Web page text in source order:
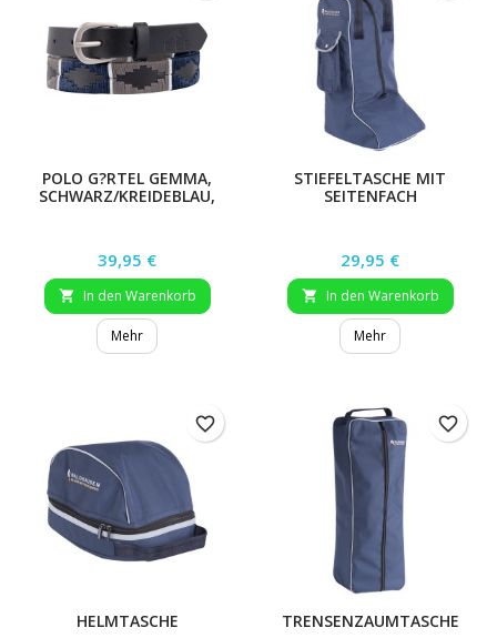
POLO G?RTEL GEMMA,
SCHWARZ/KREIDEBLAU,
Preis
39,95 €
 In den Warenkorb
Mehr
STIEFELTASCHE MIT
SEITENFACH
Preis
29,95 €
 In den Warenkorb
Mehr
HELMTASCHE
favorite_border
TRENSENZAUMTASCHE
favorite_border